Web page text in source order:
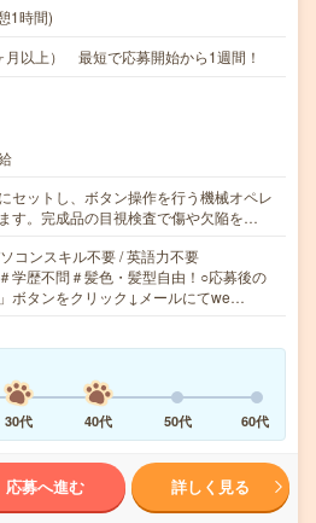
1時間)
月以上） 最短で応募開始から1週間！
セットし、ボタン操作を行う機械オペレ
す。完成品の目視検査で傷や欠陥を…
コンスキル不要 / 英語力不要
学歴不問＃髪色・髪型自由！○応募後の
ボタンをクリック↓メールにてwe…
30代 40代 50代 60代
応募へ進む 詳しく見る